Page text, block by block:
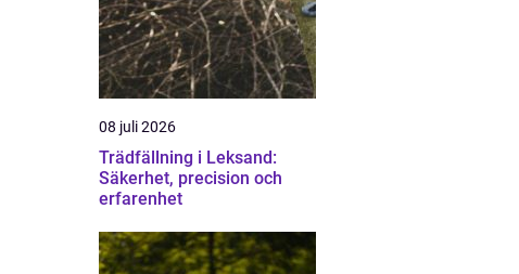
08 juli 2026
Trädfällning i Leksand:
Säkerhet, precision och
erfarenhet